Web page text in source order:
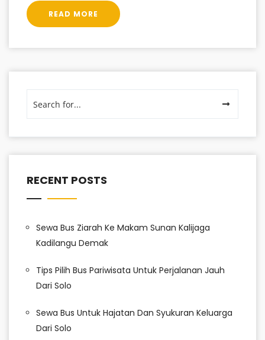
READ MORE
RECENT POSTS
Sewa Bus Ziarah Ke Makam Sunan Kalijaga
Kadilangu Demak
Tips Pilih Bus Pariwisata Untuk Perjalanan Jauh
Dari Solo
Sewa Bus Untuk Hajatan Dan Syukuran Keluarga
Dari Solo